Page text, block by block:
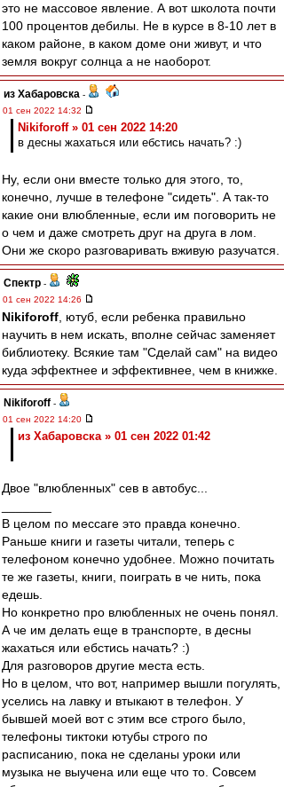
это не массовое явление. А вот школота почти
100 процентов дебилы. Не в курсе в 8-10 лет в
каком районе, в каком доме они живут, и что
земля вокруг солнца а не наоборот.
из Хабаровска -
01 сен 2022 14:32
Nikiforoff » 01 сен 2022 14:20
в десны жахаться или ебстись начать? :)
Ну, если они вместе только для этого, то,
конечно, лучше в телефоне "сидеть". А так-то
какие они влюбленные, если им поговорить не
о чем и даже смотреть друг на друга в лом.
Они же скоро разговаривать вживую разучатся.
Спектр -
01 сен 2022 14:26
Nikiforoff , ютуб, если ребенка правильно
научить в нем искать, вполне сейчас заменяет
библиотеку. Всякие там "Сделай сам" на видео
куда эффектнее и эффективнее, чем в книжке.
Nikiforoff -
01 сен 2022 14:20
из Хабаровска » 01 сен 2022 01:42
Двое "влюбленных" сев в автобус...
В целом по мессаге это правда конечно.
Раньше книги и газеты читали, теперь с
телефоном конечно удобнее. Можно почитать
те же газеты, книги, поиграть в че нить, пока
едешь.
Но конкретно про влюбленных не очень понял.
А че им делать еще в транспорте, в десны
жахаться или ебстись начать? :)
Для разговоров другие места есть.
Но в целом, что вот, например вышли погулять,
уселись на лавку и втыкают в телефон. У
бывшей моей вот с этим все строго было,
телефоны тиктоки ютубы строго по
расписанию, пока не сделаны уроки или
музыка не выучена или еще что то. Совсем